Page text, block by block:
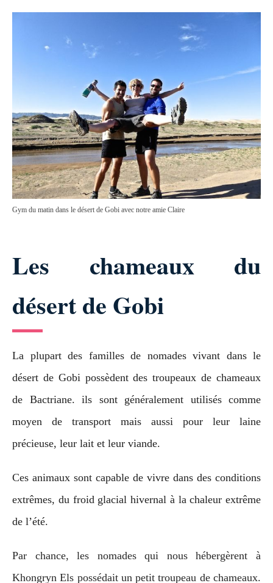
Gym du matin dans le désert de Gobi avec notre amie Claire
Les chameaux du
désert de Gobi
La plupart des familles de nomades vivant dans le
désert de Gobi possèdent des troupeaux de chameaux
de Bactriane. ils sont généralement utilisés comme
moyen de transport mais aussi pour leur laine
précieuse, leur lait et leur viande.
Ces animaux sont capable de vivre dans des conditions
extrêmes, du froid glacial hivernal à la chaleur extrême
de l’été.
Par chance, les nomades qui nous hébergèrent à
Khongryn Els possédait un petit troupeau de chameaux.